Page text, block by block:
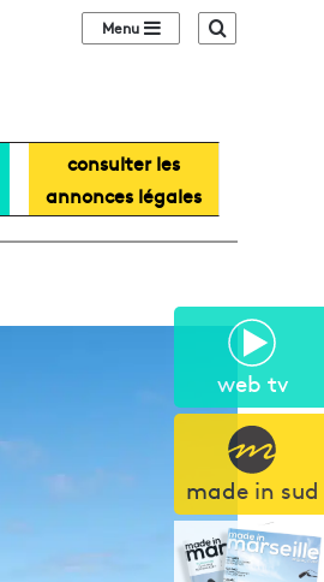
web tv
made in sud
Sidebar (barre
consulter les
annonces légales